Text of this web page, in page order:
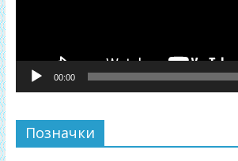
00:00
Позначки